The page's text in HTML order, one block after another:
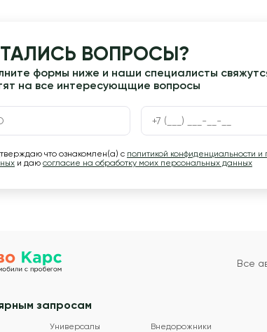
ВОПРОСЫ?
формы ниже и наши специалисты
на все интересующщие вопросы
что ознакомлен(а) с политикой конфиденциальности
и даю согласие на обработку моих персональных данных
Все
запросам
Универсалы Внедорожники